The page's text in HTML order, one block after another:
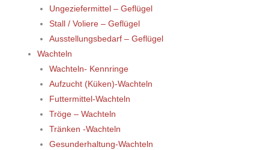
Ungeziefermittel – Geflügel
Stall / Voliere – Geflügel
Ausstellungsbedarf – Geflügel
Wachteln
Wachteln- Kennringe
Aufzucht (Küken)-Wachteln
Futtermittel-Wachteln
Tröge – Wachteln
Tränken -Wachteln
Gesunderhaltung-Wachteln